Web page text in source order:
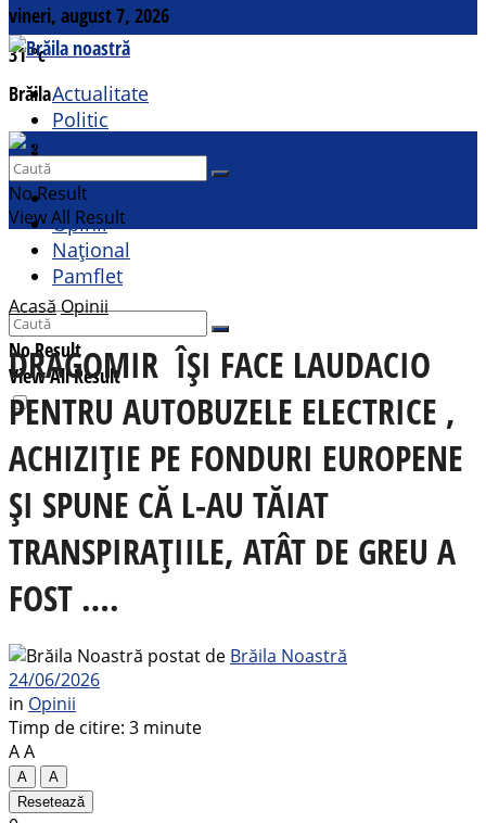
vineri, august 7, 2026
31°c
Brăila
Contact
Actualitate
Politic
Cultural
Opinii
Național
Pamflet
No Result
View All Result
No Result
View All Result
AcasăOpinii
DRAGOMIR ÎȘI FACE LAUDACIO
PENTRU AUTOBUZELE ELECTRICE ,
ACHIZIȚIE PE FONDURI EUROPENE
ȘI SPUNE CĂ L-AU TĂIAT
TRANSPIRAȚIILE, ATÂT DE GREU A
FOST ….
postat de Brăila Noastră
24/06/2026
in Opinii
Timp de citire: 3 minute
AA
A
A
Resetează